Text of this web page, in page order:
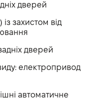
дверей
захистом від
дверей
електропривод
автоматичне